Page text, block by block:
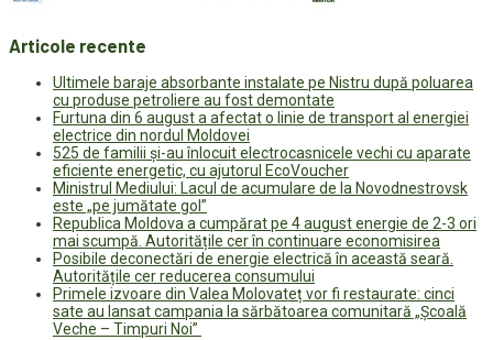
Articole recente
Ultimele baraje absorbante instalate pe Nistru după poluarea
cu produse petroliere au fost demontate
Furtuna din 6 august a afectat o linie de transport al energiei
electrice din nordul Moldovei
525 de familii și-au înlocuit electrocasnicele vechi cu aparate
eficiente energetic, cu ajutorul EcoVoucher
Ministrul Mediului: Lacul de acumulare de la Novodnestrovsk
este „pe jumătate gol”
Republica Moldova a cumpărat pe 4 august energie de 2-3 ori
mai scumpă. Autoritățile cer în continuare economisirea
Posibile deconectări de energie electrică în această seară.
Autoritățile cer reducerea consumului
Primele izvoare din Valea Molovateț vor fi restaurate: cinci
sate au lansat campania la sărbătoarea comunitară „Școală
Veche – Timpuri Noi”